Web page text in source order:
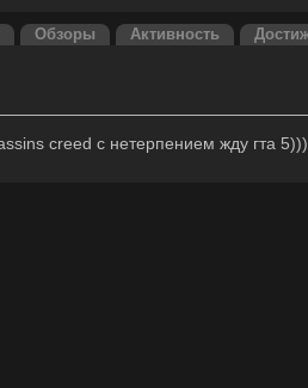
Обзоры Активность
creed с нетерпением жду гта 5)))